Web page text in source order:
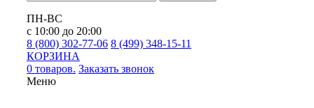
ПН-ВС
с 10:00 до 20:00
8 (800) 302-77-06 8 (499) 348-15-11
КОРЗИНА
0 товаров. Заказать звонок
Меню